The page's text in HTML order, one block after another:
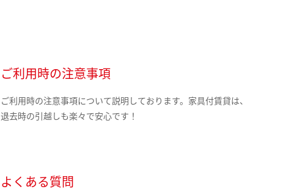
ご利用時の注意事項
ご利用時の注意事項について説明しております。家具付賃貸は、
退去時の引越しも楽々で安心です！
よくある質問